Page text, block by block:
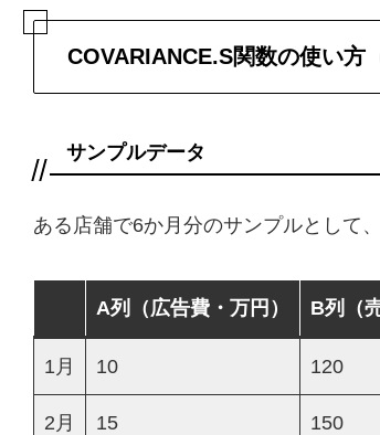
COVARIANCE.S関数の使い方
サンプルデータ
ある店舗で6か月分のサンプルとして
A列（広告費・万円） B列（
1月 10 120
2月 15 150